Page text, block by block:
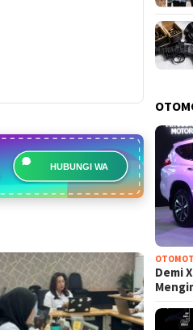
HUBUNGI WA
Demi